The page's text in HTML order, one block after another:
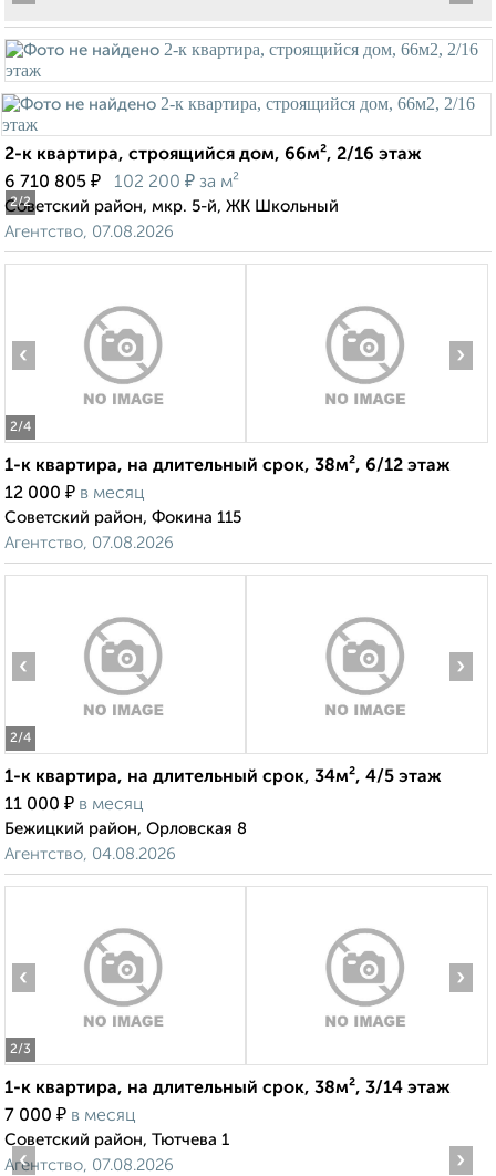
2/2
2-к квартира, строящийся дом, 66м², 2/16 этаж
6 710 805 ₽ 102 200 ₽ за м²
Советский район, мкр. 5-й, ЖК Школьный
Агентство, 07.08.2026
2/4
‹ ›
1-к квартира, на длительный срок, 38м², 6/12 этаж
12 000 ₽ в месяц
Советский район, Фокина 115
Агентство, 07.08.2026
2/4
‹ ›
1-к квартира, на длительный срок, 34м², 4/5 этаж
11 000 ₽ в месяц
Бежицкий район, Орловская 8
Агентство, 04.08.2026
2/3
‹ ›
1-к квартира, на длительный срок, 38м², 3/14 этаж
7 000 ₽ в месяц
Советский район, Тютчева 1
Агентство, 07.08.2026
‹ ›